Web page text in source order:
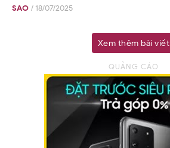
SAO / 18/07/2025
Xem thêm bài viết